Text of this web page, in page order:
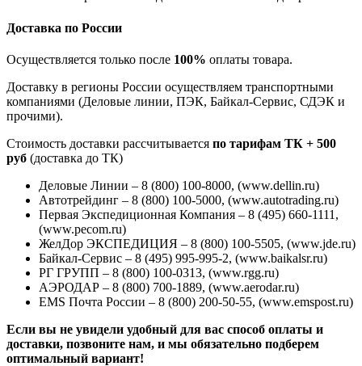
Доставка по России
Осуществляется только после 100% оплаты товара.
Доставку в регионы России осуществляем транспортными
компаниями (Деловые линии, ПЭК, Байкал-Сервис, СДЭК и
прочими).
Стоимость доставки рассчитывается по тарифам ТК + 500
руб (доставка до ТК)
Деловые Линии – 8 (800) 100-8000, (www.dellin.ru)
Автотрейдинг – 8 (800) 100-5000, (www.autotrading.ru)
Первая Экспедиционная Компания – 8 (495) 660-1111,
(www.pecom.ru)
ЖелДор ЭКСПЕДИЦИЯ – 8 (800) 100-5505, (www.jde.ru)
Байкал-Сервис – 8 (495) 995-995-2, (www.baikalsr.ru)
РГ ГРУПП – 8 (800) 100-0313, (www.rgg.ru)
АЭРОДАР – 8 (800) 700-1889, (www.aerodar.ru)
EMS Почта России – 8 (800) 200-50-55, (www.emspost.ru)
Если вы не увидели удобный для вас способ оплаты и
доставки, позвоните нам, и мы обязательно подберем
оптимальный вариант!